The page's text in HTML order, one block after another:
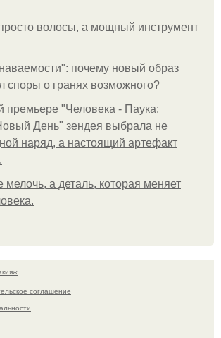
волосы, а мощный инструмент
почему новый образ
споры о гранях возможного?
премьере "Человека - Паука:
День" зендея выбрала не
наряд, а настоящий артефакт
мелочь, а деталь, которая меняет
соглашение